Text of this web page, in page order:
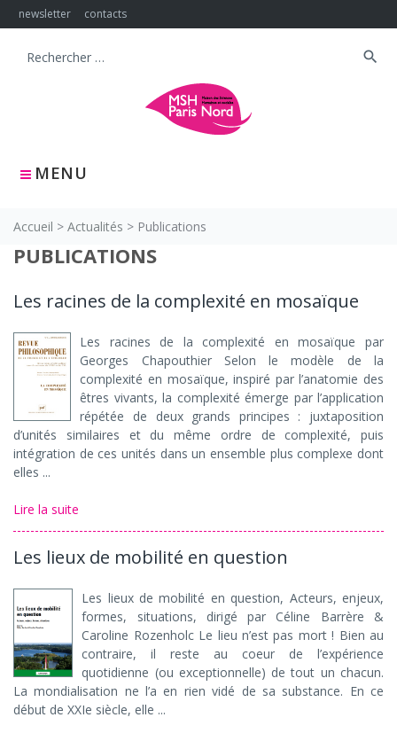
Skip
to
newsletter contacts
MENU
Search
search
Accueil > Actualités > Publications
PUBLICATIONS
Les racines de la complexité en mosaïque
Les racines de la complexité en mosaïque par
Georges Chapouthier Selon le modèle de la
complexité en mosaïque, inspiré par l’anatomie des
êtres vivants, la complexité émerge par l’application
répétée de deux grands principes : juxtaposition
d’unités similaires et du même ordre de complexité, puis
intégration de ces unités dans un ensemble plus complexe dont
elles ...
Lire la suite
Les lieux de mobilité en question
Les lieux de mobilité en question, Acteurs, enjeux,
formes, situations, dirigé par Céline Barrère &
Caroline Rozenholc Le lieu n’est pas mort ! Bien au
contraire, il reste au coeur de l’expérience
quotidienne (ou exceptionnelle) de tout un chacun.
La mondialisation ne l’a en rien vidé de sa substance. En ce
début de XXIe siècle, elle ...